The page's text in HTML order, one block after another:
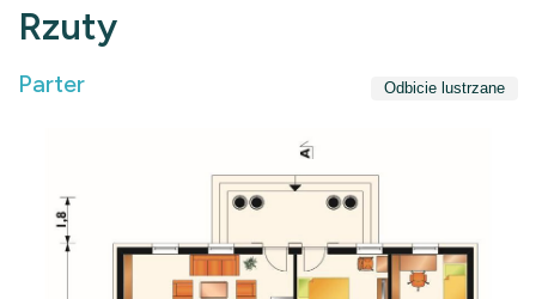
Rzuty
Parter Odbicie lustrzane